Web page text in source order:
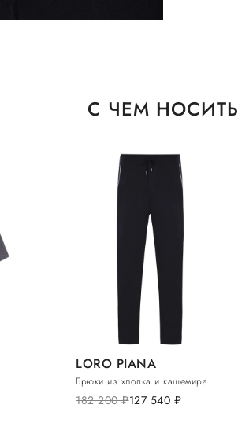
С ЧЕМ НОСИТЬ
LORO PIANA
Брюки из хлопка и кашемира
182 200руб.127 540 руб.